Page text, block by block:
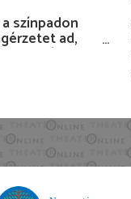
színpadon
ad,
más